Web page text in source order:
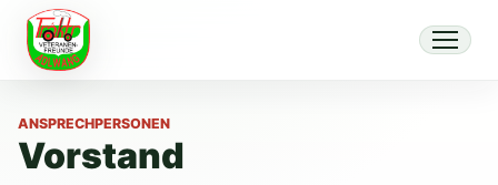
ANSPRECHPERSONEN
Vorstand